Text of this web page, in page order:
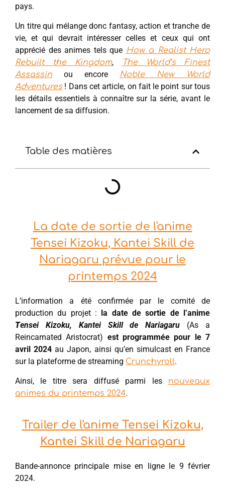
pays.
Un titre qui mélange donc fantasy, action et tranche de
vie, et qui devrait intéresser celles et ceux qui ont
apprécié des animes tels que How a Realist Hero
Rebuilt the Kingdom,
The World’s Finest
Assassin ou encore Noble New World
Adventures! Dans cet article, on fait le point sur tous
les détails essentiels à connaître sur la série, avant le
lancement de sa diffusion.
Table des matières
La date de sortie de l'anime
Tensei Kizoku, Kantei Skill de
Nariagaru prévue pour le
printemps 2024
L’information a été confirmée par le comité de
production du projet : la date de sortie de l’anime
Tensei Kizoku, Kantei Skill de Nariagaru (As a
Reincarnated Aristocrat) est programmée pour le 7
avril 2024 au Japon, ainsi qu’en simulcast en France
sur la plateforme de streaming Crunchyroll.
Ainsi, le titre sera diffusé parmi les nouveaux
animes du printemps 2024.
Trailer de l'anime Tensei Kizoku,
Kantei Skill de Nariagaru
Bande-annonce principale mise en ligne le 9 février
2024.